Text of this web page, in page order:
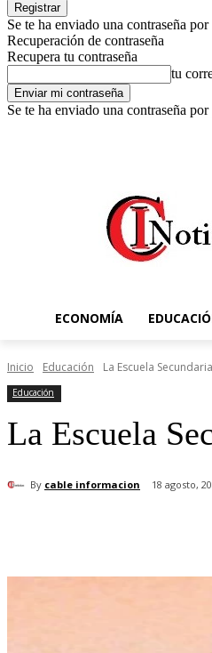
Se te ha enviado una contraseña
Recuperación de contraseña
Recupera tu contraseña
tu
Se te ha enviado una contraseña
ECONOMÍA
Inicio Educación La Escuela
Educación
La Escuela
By cable informacion 18 agosto,